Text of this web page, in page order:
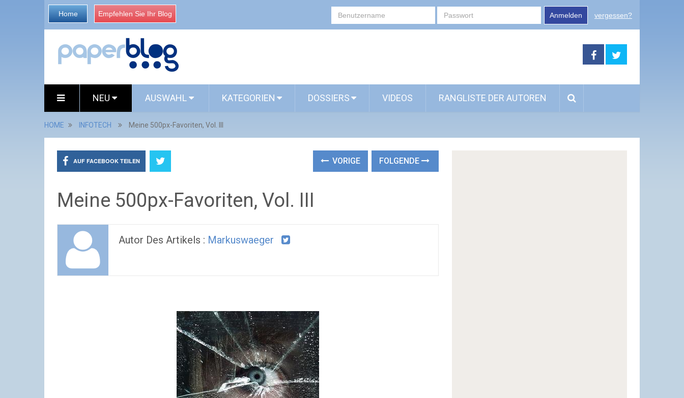
Home Empfehlen Sie Ihr Blog Anmelden vergessen?
NEU AUSWAHL KATEGORIEN DOSSIERS VIDEOS RANGLISTE DER AUTOREN
HOME INFOTECH Meine 500px-Favoriten, Vol. III
AUF FACEBOOK TEILEN VORIGE FOLGENDE
Meine 500px-Favoriten, Vol. III
Autor Des Artikels : Markuswaeger